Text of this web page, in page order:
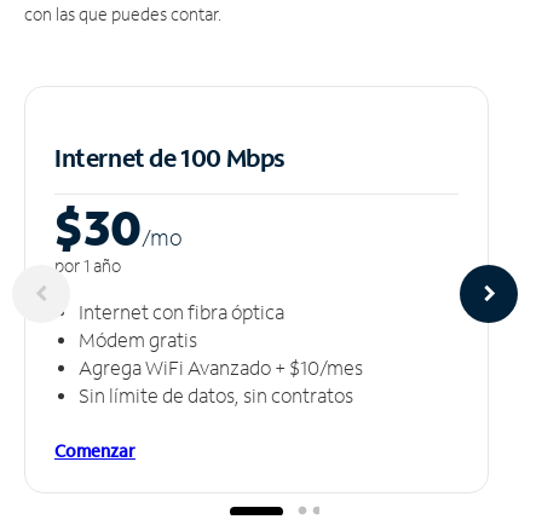
con las que puedes contar.
Internet de 100 Mbps
$30/mo
por 1 año
Internet con fibra óptica
Módem gratis
Agrega WiFi Avanzado + $10/mes
Sin límite de datos, sin contratos
Comenzar